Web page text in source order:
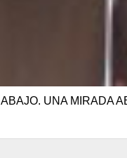
UNA MIRADA